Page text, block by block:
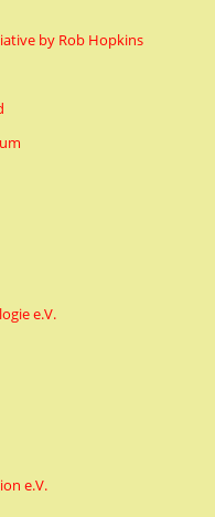
by Rob Hopkins
e.V.
e.V.